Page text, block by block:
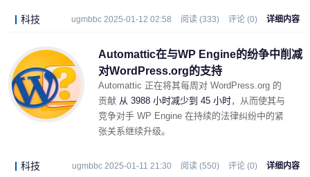
科技 ugmbbc 2025-01-12 02:58 阅读 (333) 评论 (0) 详细内容
Automattic在与WP Engine的纷争中削减
对WordPress.org的支持
Automattic 正在将其每周对 WordPress.org 的
贡献 从 3988 小时减少到 45 小时，从而使其与
竞争对手 WP Engine 在持续的法律纠纷中的紧
张关系继续升级。
科技 ugmbbc 2025-01-11 21:30 阅读 (550) 评论 (0) 详细内容